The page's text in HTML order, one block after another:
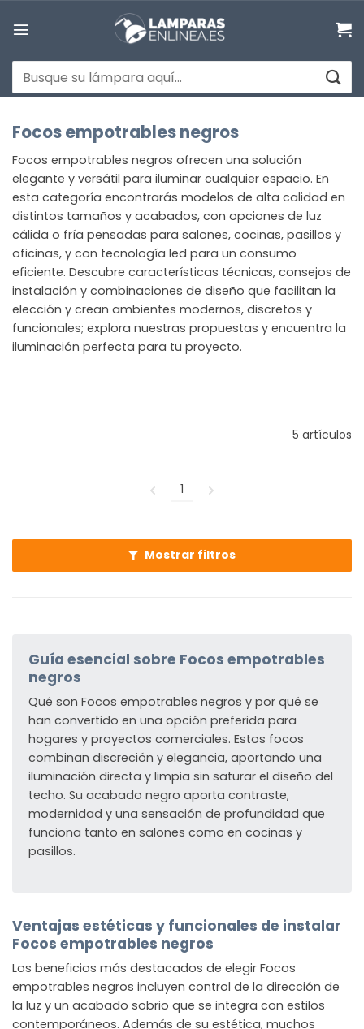
Buscar
por:
Focos empotrables negros
Focos empotrables negros ofrecen una solución
elegante y versátil para iluminar cualquier espacio. En
esta categoría encontrarás modelos de alta calidad en
distintos tamaños y acabados, con opciones de luz
cálida o fría pensadas para salones, cocinas, pasillos y
oficinas, y con tecnología led para un consumo
eficiente. Descubre características técnicas, consejos de
instalación y combinaciones de diseño que facilitan la
elección y crean ambientes modernos, discretos y
funcionales; explora nuestras propuestas y encuentra la
iluminación perfecta para tu proyecto.
5 artículos
1
Mostrar filtros
Guía esencial sobre Focos empotrables
negros
Qué son Focos empotrables negros y por qué se
han convertido en una opción preferida para
hogares y proyectos comerciales. Estos focos
combinan discreción y elegancia, aportando una
iluminación directa y limpia sin saturar el diseño del
techo. Su acabado negro aporta contraste,
modernidad y una sensación de profundidad que
funciona tanto en salones como en cocinas y
pasillos.
Ventajas estéticas y funcionales de instalar
Focos empotrables negros
Los beneficios más destacados de elegir Focos
empotrables negros incluyen control de la dirección de
la luz y un acabado sobrio que se integra con estilos
contemporáneos. Además de su estética, muchos